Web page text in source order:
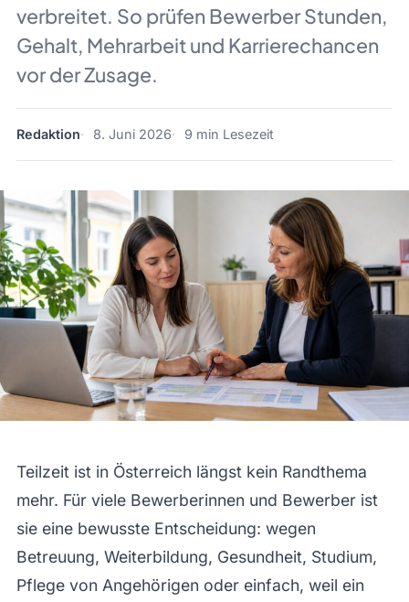
verbreitet. So prüfen Bewerber Stunden,
Gehalt, Mehrarbeit und Karrierechancen
vor der Zusage.
Redaktion 8. Juni 2026 9 min Lesezeit
Teilzeit ist in Österreich längst kein Randthema
mehr. Für viele Bewerberinnen und Bewerber ist
sie eine bewusste Entscheidung: wegen
Betreuung, Weiterbildung, Gesundheit, Studium,
Pflege von Angehörigen oder einfach, weil ein